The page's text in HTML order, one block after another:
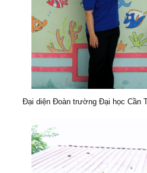
Đại diện Đoàn trường Đại học Cần